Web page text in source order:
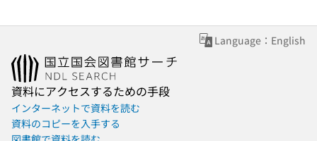
Language：English
資料にアクセスするための手段
インターネットで資料を読む
資料のコピーを入手する